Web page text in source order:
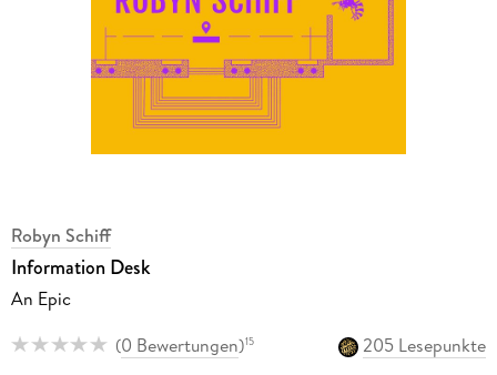
Robyn Schiff
Information Desk
An Epic
(0 Bewertungen)15
205 Lesepunkte